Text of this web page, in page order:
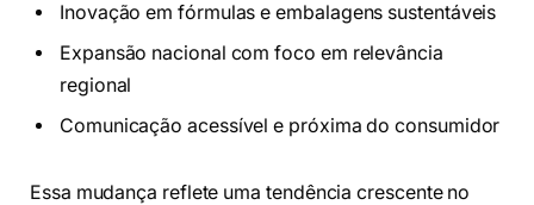
Inovação em fórmulas e embalagens sustentáveis
Expansão nacional com foco em relevância
regional
Comunicação acessível e próxima do consumidor
Essa mudança reflete uma tendência crescente no